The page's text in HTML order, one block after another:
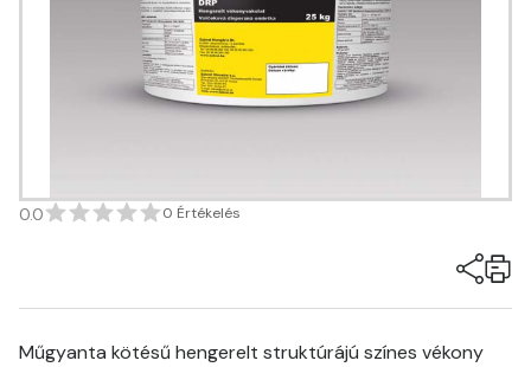
0.0 0 Értékelés
Műgyanta kötésű hengerelt struktúrájú színes vékony